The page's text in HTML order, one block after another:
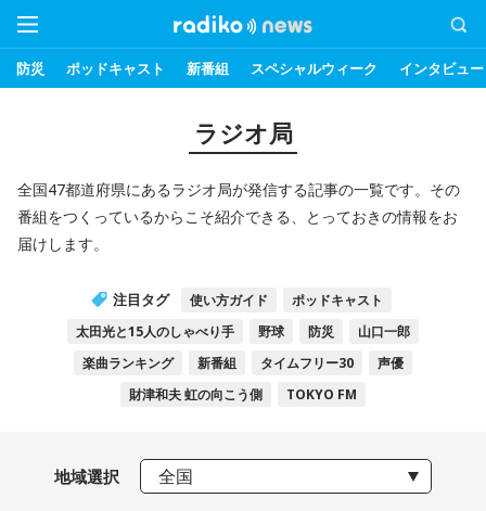
防災 ポッドキャスト 新番組 スペシャルウィーク インタビュー
ラジオ局
全国47都道府県にあるラジオ局が発信する記事の一覧です。その
番組をつくっているからこそ紹介できる、とっておきの情報をお
届けします。
注目タグ 使い方ガイド
ポッドキャスト
太田光と15人のしゃべり手
野球 防災
山口一郎
楽曲ランキング
新番組 タイムフリー30
声優
財津和夫 虹の向こう側
TOKYO FM
地域選択